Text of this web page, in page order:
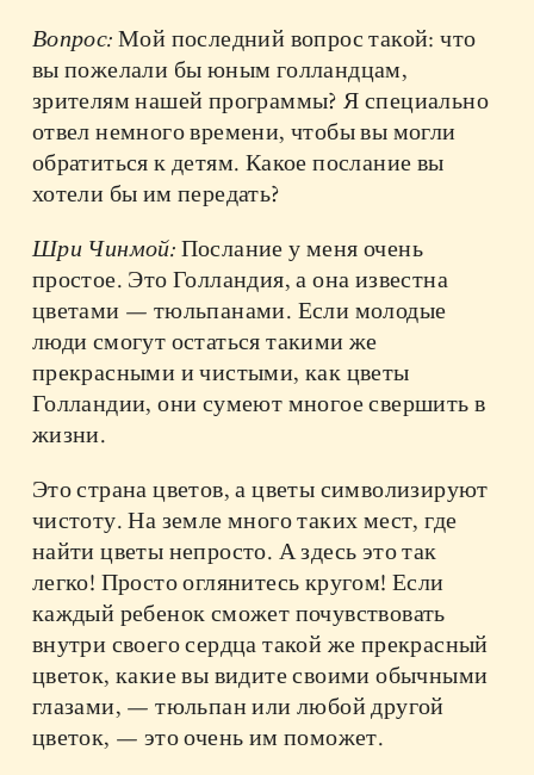
Вопрос:Мой последний вопрос такой: что
вы пожелали бы юным голландцам,
зрителям нашей программы? Я специально
отвел немного времени, чтобы вы могли
обратиться к детям. Какое послание вы
хотели бы им передать?
Шри Чинмой:Послание у меня очень
простое. Это Голландия, а она известна
цветами — тюльпанами. Если молодые
люди смогут остаться такими же
прекрасными и чистыми, как цветы
Голландии, они сумеют многое свершить в
жизни.
Это страна цветов, а цветы символизируют
чистоту. На земле много таких мест, где
найти цветы непросто. А здесь это так
легко! Просто оглянитесь кругом! Если
каждый ребенок сможет почувствовать
внутри своего сердца такой же прекрасный
цветок, какие вы видите своими обычными
глазами, — тюльпан или любой другой
цветок, — это очень им поможет.